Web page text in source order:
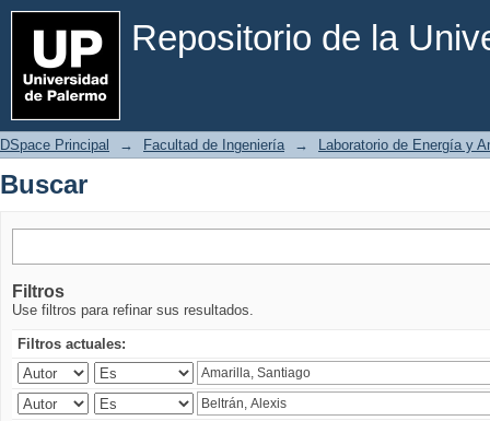
Repositorio de la
Buscar
DSpace Principal → Facultad de Ingeniería → Laboratorio de Energía y
Buscar
Filtros
Use filtros para refinar sus resultados.
Filtros actuales: